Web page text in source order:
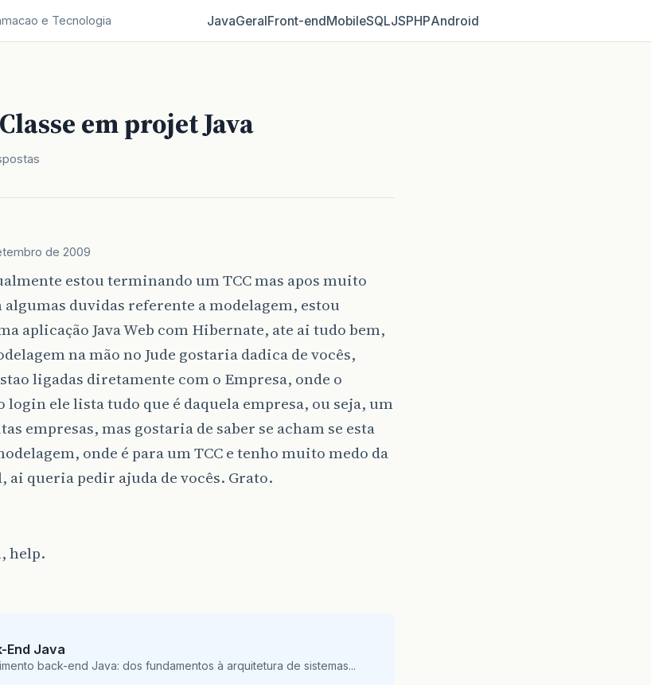
e Tecnologia JavaGeralFront‑endMobileSQLJSPHPAndroid
em projet Java
de 2009
estou terminando um TCC mas apos muito
duvidas referente a modelagem, estou
aplicação Java Web com Hibernate, ate ai tudo bem,
na mão no Jude gostaria dadica de vocês,
ligadas diretamente com o Empresa, onde o
login ele lista tudo que é daquela empresa, ou seja, um
empresas, mas gostaria de saber se acham se esta
onde é para um TCC e tenho muito medo da
ai queria pedir ajuda de vocês. Grato.
help.
End Java
back-end Java: dos fundamentos à arquitetura de sistemas...